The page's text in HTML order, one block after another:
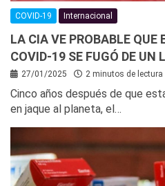
COVID-19 Internacional
LA CIA VE PROBABLE QUE
COVID-19 SE FUGÓ DE UN
27/01/2025 2 minutos de lectura
Cinco años después de que
en jaque al planeta, el…